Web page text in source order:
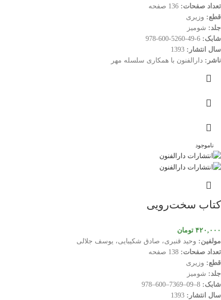
تعداد صفحات:
قطع: وزیری
جلد: شومیز
شابک:
سال انتشار:
ناشر: دارالفنون با همکاری سلسله مهر
ناموجود
کتاب سخت‌رویی
۴۲۰,۰۰۰ تومان
مولفین: وحید قنبری، صادق شکیبایی، یوسف جلالی
تعداد صفحات:
قطع: وزیری
جلد: شومیز
شابک:
سال انتشار: